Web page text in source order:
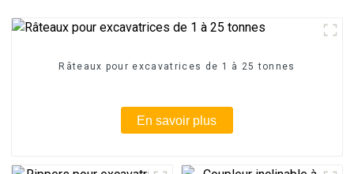
Râteaux pour excavatrices de 1 à 25 tonnes
En savoir plus